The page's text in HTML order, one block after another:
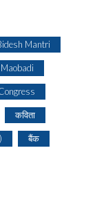
Mantri
कविता
बैंक